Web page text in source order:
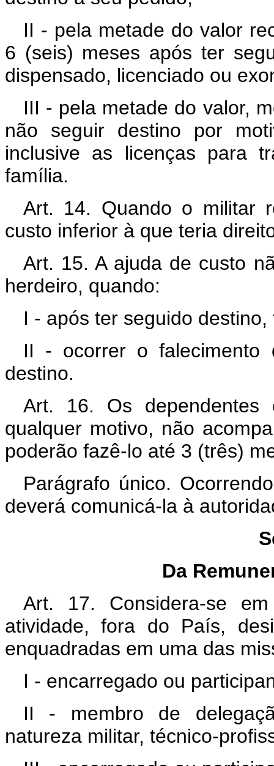
II - pela metade do valor
6 (seis) meses após ter
dispensado, licenciado ou
III - pela metade do valor,
não seguir destino por
inclusive as licenças para
família.
Art. 14. Quando o militar
custo inferior à que teria
Art. 15. A ajuda de custo
herdeiro, quando:
I - após ter seguido
II - ocorrer o falecimento
destino.
Art. 16. Os
qualquer motivo, não
poderão fazê-lo até 3 (três)
Parágrafo único.
deverá comunicá-la à
Da
Art. 17. Considera-se
atividade, fora do País,
enquadradas em uma das
I - encarregado ou
II - membro de
natureza militar, técnico-